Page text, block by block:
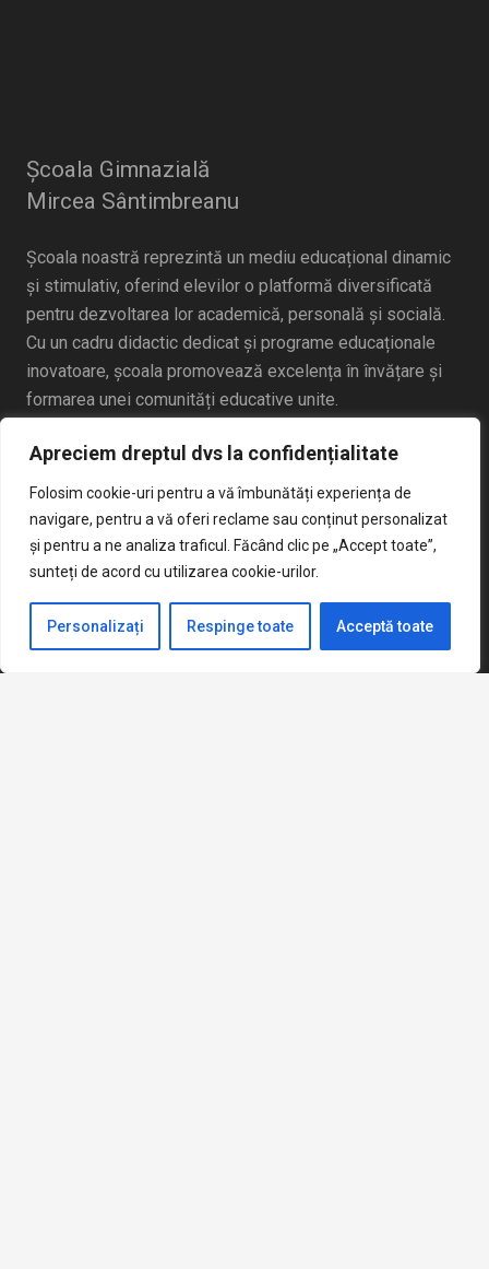
Apreciem dreptul dvs la confidențialitate
Folosim cookie-uri pentru a vă îmbunătăți experiența de
navigare, pentru a vă oferi reclame sau conținut personalizat
și pentru a ne analiza traficul. Făcând clic pe „Accept toate”,
sunteți de acord cu utilizarea cookie-urilor.
Personalizați Respinge toate Acceptă toate
Școala Gimnazială
Mircea Sântimbreanu
Școala noastră reprezintă un mediu educațional dinamic
și stimulativ, oferind elevilor o platformă diversificată
pentru dezvoltarea lor academică, personală și socială.
Cu un cadru didactic dedicat și programe educaționale
inovatoare, școala promovează excelența în învățare și
formarea unei comunități educative unite.
Articole Recente
Cereri vizualizare si contestatii Evaluare Nationala 2026
iunie 22, 2026